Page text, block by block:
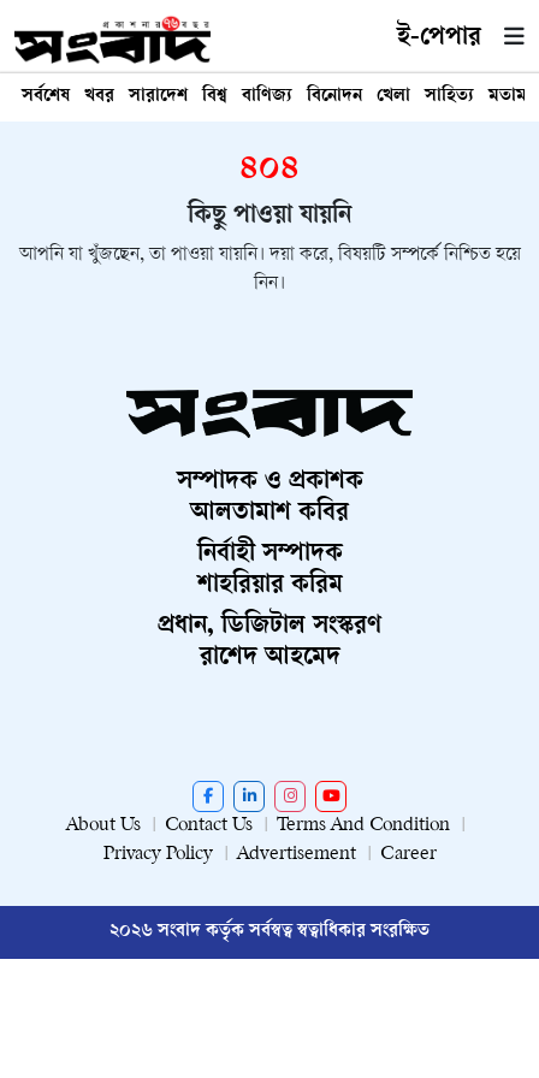
ই-পেপার
সর্বশেষ খবর সারাদেশ বিশ্ব বাণিজ্য বিনোদন খেলা সাহিত্য মতামত
৪০৪
কিছু পাওয়া যায়নি
আপনি যা খুঁজছেন, তা পাওয়া যায়নি। দয়া করে, বিষয়টি সম্পর্কে নিশ্চিত হয়ে
নিন।
সম্পাদক ও প্রকাশক
আলতামাশ কবির
নির্বাহী সম্পাদক
শাহরিয়ার করিম
প্রধান, ডিজিটাল সংস্করণ
রাশেদ আহমেদ
About Us Contact Us
Terms And Condition
Privacy Policy
Advertisement Career
২০২৬ সংবাদ কর্তৃক সর্বস্বত্ব স্বত্বাধিকার সংরক্ষিত